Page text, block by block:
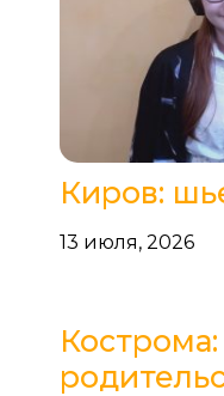
Киров:
13 июля, 2026
Кострома: